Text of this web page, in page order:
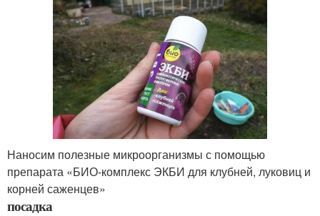
Наносим полезные микроорганизмы с помощью
препарата «БИО-комплекс ЭКБИ для клубней, луковиц и
корней саженцев»
посадка